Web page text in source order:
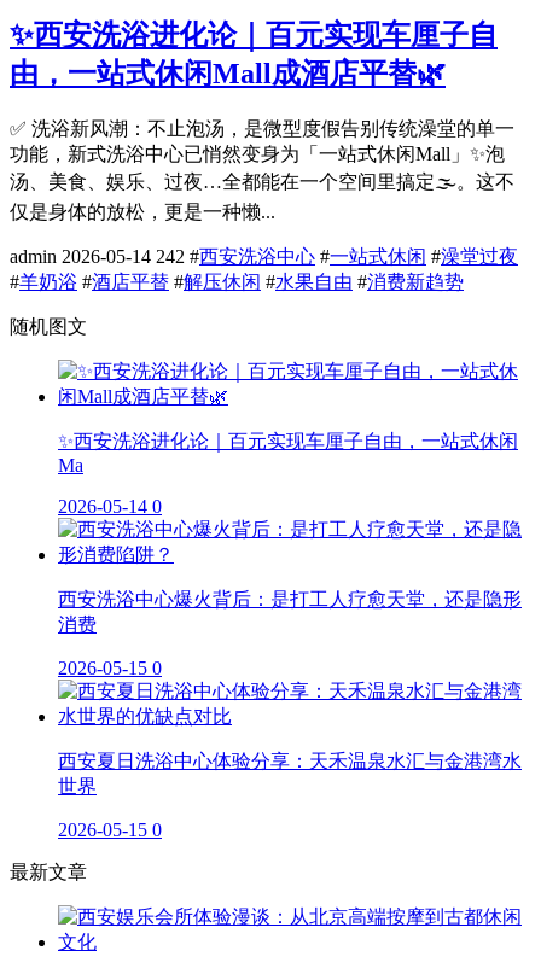
✨西安洗浴进化论｜百元实现车厘子自
由，一站式休闲Mall成酒店平替🌿
✅ 洗浴新风潮：不止泡汤，是微型度假告别传统澡堂的单一
功能，新式洗浴中心已悄然变身为「一站式休闲Mall」✨泡
汤、美食、娱乐、过夜…全都能在一个空间里搞定🌫️。这不
仅是身体的放松，更是一种懒...
admin 2026-05-14 242 #西安洗浴中心 #一站式休闲 #澡堂过夜
#羊奶浴 #酒店平替 #解压休闲 #水果自由 #消费新趋势
随机图文
✨西安洗浴进化论｜百元实现车厘子自由，一站式休闲
Ma
2026-05-14 0
西安洗浴中心爆火背后：是打工人疗愈天堂，还是隐形
消费
2026-05-15 0
西安夏日洗浴中心体验分享：天禾温泉水汇与金港湾水
世界
2026-05-15 0
最新文章